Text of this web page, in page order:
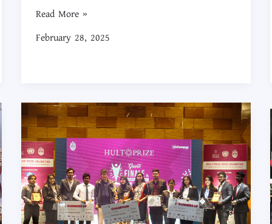
মাস
শিক্ষক/
বাজার
বাসের
সময়সূচি
সংক্রান্ত
বিজ্ঞপ্তি
Read More »
February 28, 2025
হাল্ট
প্রাইজ
অন-
ক্যাম্পাস
রাউন্ড
চবির
চূড়ান্ত